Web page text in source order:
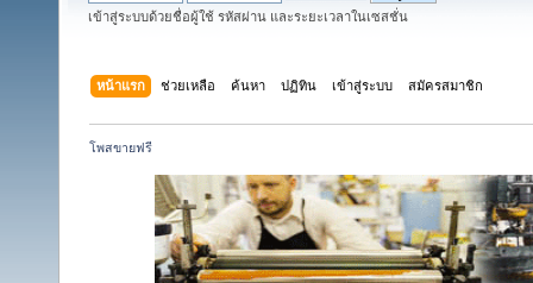
เข้าสู่ระบบด้วยชื่อผู้ใช้ รหัสผ่าน และระยะเวลาในเซสชั่น
หน้าแรก ช่วยเหลือ ค้นหา ปฏิทิน เข้าสู่ระบบ สมัครสมาชิก
โพสขายฟรี